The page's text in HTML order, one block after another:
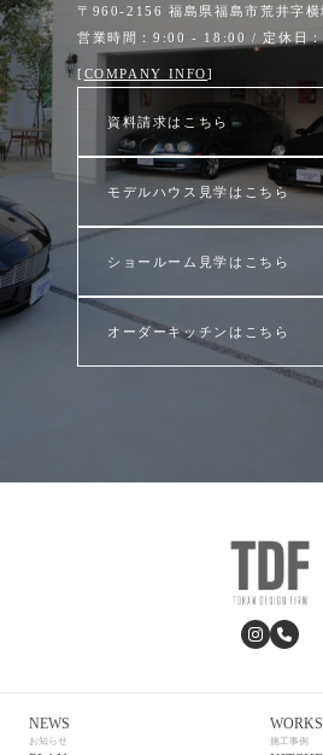
〒960-2156 福島県福島市荒井字
営業時間：9:00 - 18:00 / 定休日
[ COMPANY INFO]
資料請求はこちら
モデルハウス見学はこちら
ショールーム見学はこちら
オーダーキッチンはこちら
NEWS
お知らせ
WORKS
施工事例